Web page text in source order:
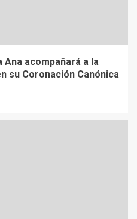
Ana acompañará a la
su Coronación Canónica